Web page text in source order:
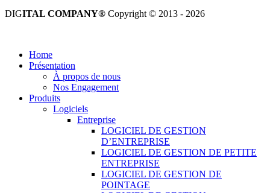
DIGITAL COMPANY® Copyright © 2013 - 2026
Home
Présentation
À propos de nous
Nos Engagement
Produits
Logiciels
Entreprise
LOGICIEL DE GESTION
D’ENTREPRISE
LOGICIEL DE GESTION DE PETITE
ENTREPRISE
LOGICIEL DE GESTION DE
POINTAGE